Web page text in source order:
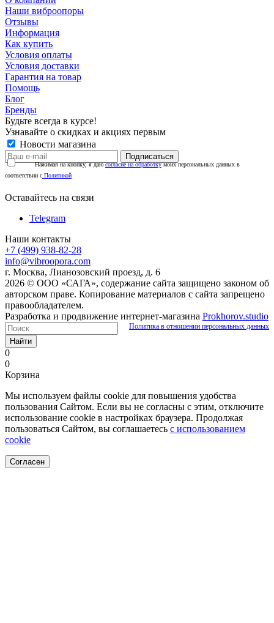
Наши виброопоры
Отзывы
Информация
Как купить
Условия оплаты
Условия доставки
Гарантия на товар
Помощь
Блог
Бренды
Будьте всегда в курсе!
Узнавайте о скидках и акциях первым
Новости магазина
Нажимая на кнопку, я даюсогласие на обработкумоих персональных данных в
соответствии с Политикой
Оставайтесь на связи
Telegram
Наши контакты
+7 (499) 938-82-28
info@vibroopora.com
г. Москва, Лианозовский проезд, д. 6
2026 © ООО «САГА», содержание сайта защищено законом об
авторском праве. Копирование материалов с сайта запрещено
правообладателем.
Разработка и продвижение интернет-магазина Prokhorov.studio
Политика в отношении персональных данных
Найти
0
0
Корзина
Мы используем файлы cookie для повышения удобства
пользования Сайтом. Если вы не согласны с этим, отключите
использование cookie в настройках браузера. Продолжая
пользоваться Сайтом, вы соглашаетесь с использованием
cookie
Согласен